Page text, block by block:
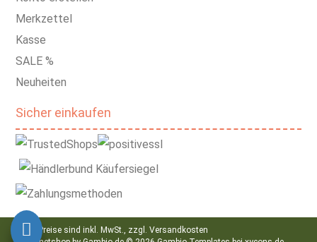
Merkzettel
Kasse
SALE %
Neuheiten
Sicher einkaufen
Alle Preise sind inkl. MwSt., zzgl.Versandkosten